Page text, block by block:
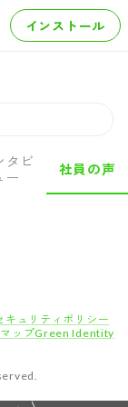
インストール
タビ
ー
社員の声
キュリティポリシー
ップGreen Identity